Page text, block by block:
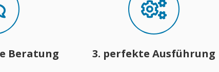
Beratung 3. perfekte Ausführung